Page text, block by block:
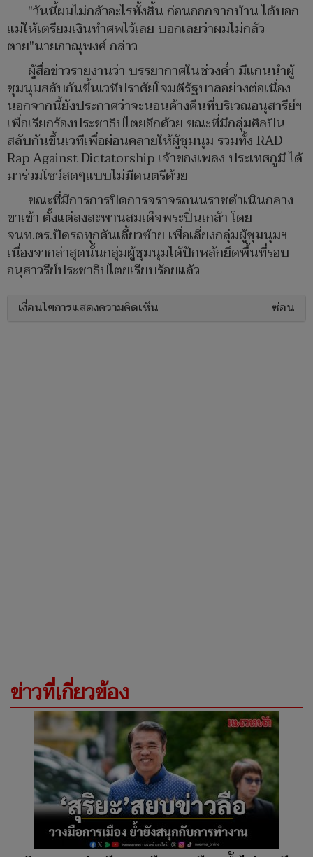
"วันนี้ผมไม่กลัวอะไรทั้งสิ้น ก่อนออกจากบ้าน ได้บอก
แม่ให้เตรียมเงินทำศพไว้เลย บอกเลยว่าผมไม่กลัว
ตาย"นายภาณุพงศ์ กล่าว
ผู้สื่อข่าวรายงานว่า บรรยากาศในช่วงค่ำ มีแกนนำผู้
ชุมนุมสลับกันขึ้นเวทีปราศัยโจมตีรัฐบาลอย่างต่อเนื่อง
นอกจากนี้ยังประกาศว่าจะนอนค้างคืนที่บริเวณอนุสารีย์ฯ
เพื่อเรียกร้องประชาธิปไตยอีกด้วย ขณะที่มีกลุ่มศิลปิน
สลับกันขึ้นเวทีเพื่อผ่อนคลายให้ผู้ชุมนุม รวมทั้ง RAD –
Rap Against Dictatorship เจ้าของเพลง ประเทศกูมี ได้
มาร่วมโชว์สดๆแบบไม่มีดนตรีด้วย
ขณะที่มีการการปิดการจราจรถนนราชดำเนินกลาง
ขาเข้า ตั้งแต่ลงสะพานสมเด็จพระปิ่นเกล้า โดย
จนท.ตร.ปัดรถทุกคันเลี้ยวซ้าย เพื่อเลี่ยงกลุ่มผู้ชุมนุมฯ
เนื่องจากล่าสุดนั้นกลุ่มผู้ชุมนุมได้ปักหลักยึดพื้นที่รอบ
อนุสาวรีย์ประชาธิปไตยเรียบร้อยแล้ว
เงื่อนไขการแสดงความคิดเห็น ซ่อน
ข่าวที่เกี่ยวข้อง